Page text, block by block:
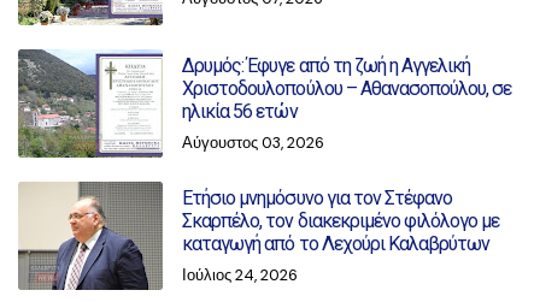
Δρυμός: Έφυγε από τη ζωή η Αγγελική
Χριστοδουλοπούλου – Αθανασοπούλου, σε
ηλικία 56 ετών
Αύγουστος 03, 2026
Ετήσιο μνημόσυνο για τον Στέφανο
Σκαρπέλο, τον διακεκριμένο φιλόλογο με
καταγωγή από το Λεχούρι Καλαβρύτων
Ιούλιος 24, 2026